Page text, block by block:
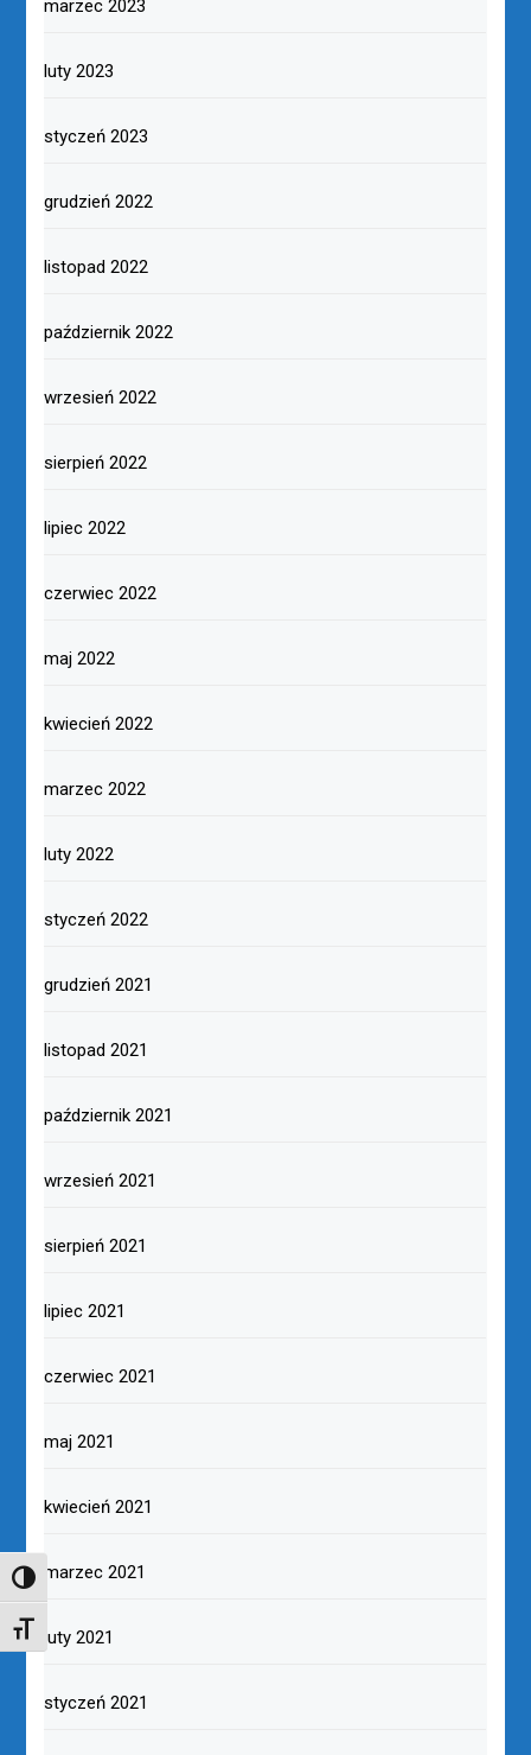
TOGGLE HIGH CONTRAST
TOGGLE FONT SIZE
marzec 2023
luty 2023
styczeń 2023
grudzień 2022
listopad 2022
październik 2022
wrzesień 2022
sierpień 2022
lipiec 2022
czerwiec 2022
maj 2022
kwiecień 2022
marzec 2022
luty 2022
styczeń 2022
grudzień 2021
listopad 2021
październik 2021
wrzesień 2021
sierpień 2021
lipiec 2021
czerwiec 2021
maj 2021
kwiecień 2021
marzec 2021
luty 2021
styczeń 2021